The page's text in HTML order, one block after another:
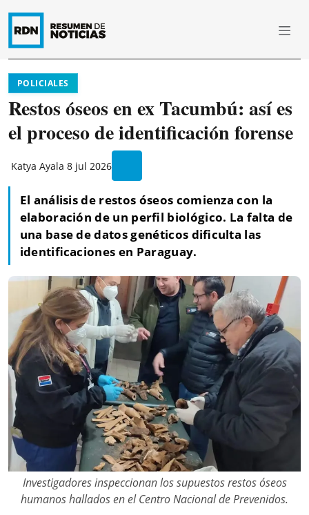
POLICIALES
Restos óseos en ex Tacumbú: así es
el proceso de identificación forense
Katya Ayala 8 jul 2026
El análisis de restos óseos comienza con la
elaboración de un perfil biológico. La falta de
una base de datos genéticos dificulta las
identificaciones en Paraguay.
Investigadores inspeccionan los supuestos restos óseos
humanos hallados en el Centro Nacional de Prevenidos.